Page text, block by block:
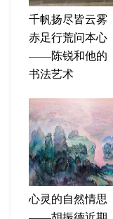
千帆扬尽皆云雾
赤足行荒问本心
——陈锐和他的
书法艺术
心灵的自然情思